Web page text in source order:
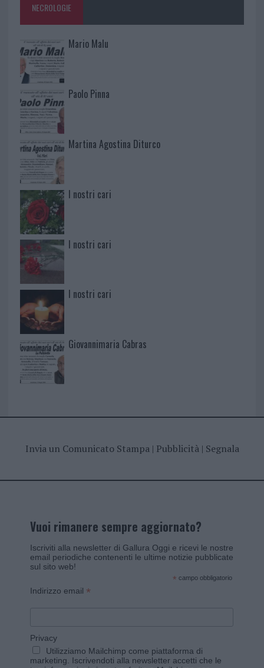
NECROLOGIE
Mario Malu
Paolo Pinna
Martina Agostina Diturco
I nostri cari
I nostri cari
I nostri cari
Giovannimaria Cabras
Invia un Comunicato Stampa| Pubblicità| Segnala
Vuoi rimanere sempre aggiornato?
Iscriviti alla newsletter di Gallura Oggi e ricevi le nostre
email periodiche contenenti le ultime notizie pubblicate
sul sito web!
* campo obbligatorio
Indirizzo email *
Privacy
Utilizziamo Mailchimp come piattaforma di
marketing. Iscrivendoti alla newsletter accetti che le